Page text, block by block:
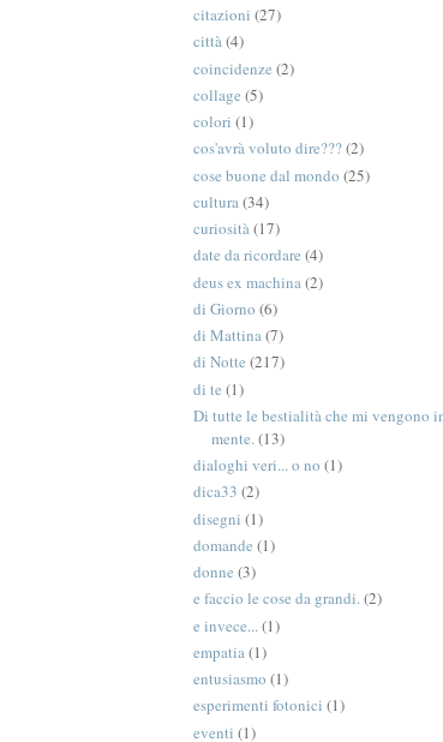
citazioni (27)
città(4)
coincidenze (2)
collage (5)
colori (1)
cos'avrà voluto dire???(2)
cose buone dal mondo (25)
cultura(34)
curiosità(17)
date da ricordare (4)
deus ex machina(2)
di Giorno (6)
di Mattina(7)
di Notte (217)
di te (1)
Di tutte le bestialità che mi vengono
mente.(13)
dialoghi veri... o no (1)
dica33 (2)
disegni (1)
domande (1)
donne (3)
e faccio le cose da grandi.(2)
e invece...(1)
empatia(1)
entusiasmo (1)
esperimenti fotonici (1)
eventi (1)